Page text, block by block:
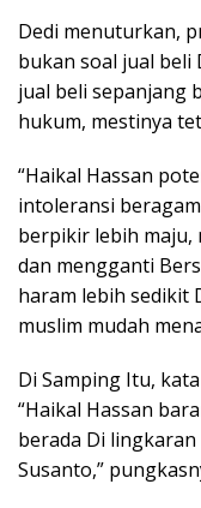
Dedi menuturkan,
bukan soal jual beli
jual beli sepanjang
hukum, mestinya
“Haikal Hassan
intoleransi
berpikir lebih maju,
dan mengganti
haram lebih sedikit
muslim mudah
Di Samping Itu,
“Haikal Hassan
berada Di
Susanto,”